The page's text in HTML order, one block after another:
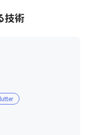
多様性を尊重し合
、安心して成長でき
技術